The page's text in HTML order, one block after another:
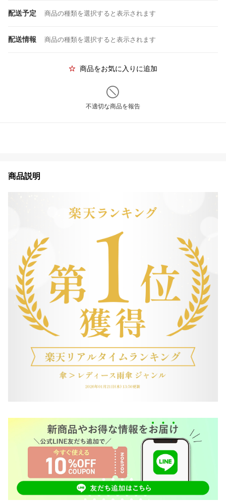
配送予定 商品の種類を選択すると表示されます
配送情報 商品の種類を選択すると表示されます
商品をお気に入りに追加
不適切な商品を報告
商品説明